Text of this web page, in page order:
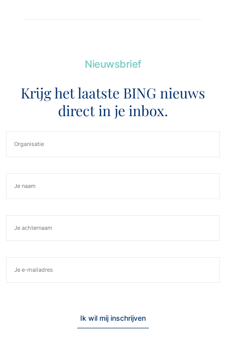
Nieuwsbrief
Krijg het laatste BING nieuws
direct in je inbox.